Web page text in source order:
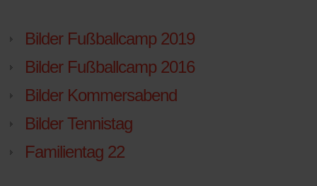
Bilder Fußballcamp 2019
Bilder Fußballcamp 2016
Bilder Kommersabend
Bilder Tennistag
Familientag 22